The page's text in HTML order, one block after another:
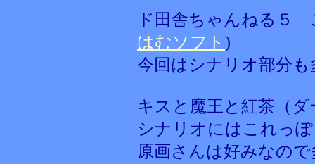
ド田舎ちゃんねる５
はむソフト )
今回はシナリオ部分
キスと魔王と紅茶（
シナリオにはこれっ
原画さんは好みなの